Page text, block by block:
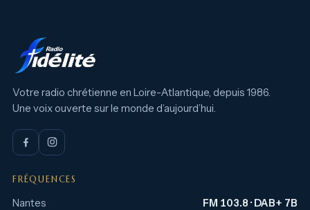
Votre radio chrétienne en Loire-Atlantique, depuis 1986.
Une voix ouverte sur le monde d’aujourd’hui.
FRÉQUENCES
Nantes FM 103.8 · DAB+ 7B